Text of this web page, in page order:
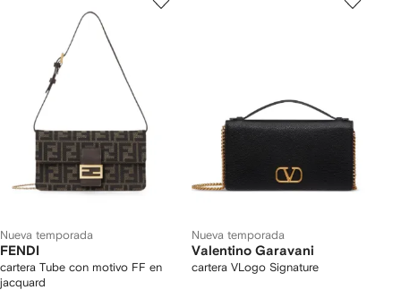
Nueva temporada
FENDI
cartera Tube con motivo FF en
jacquard
Nueva temporada
Valentino Garavani
cartera VLogo Signature